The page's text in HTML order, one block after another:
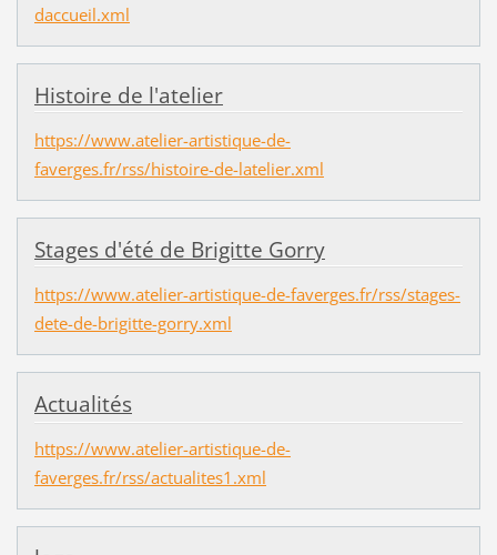
daccueil.xml
Histoire de l'atelier
https://www.atelier-artistique-de-
faverges.fr/rss/histoire-de-latelier.xml
Stages d'été de Brigitte Gorry
https://www.atelier-artistique-de-faverges.fr/rss/stages-
dete-de-brigitte-gorry.xml
Actualités
https://www.atelier-artistique-de-
faverges.fr/rss/actualites1.xml